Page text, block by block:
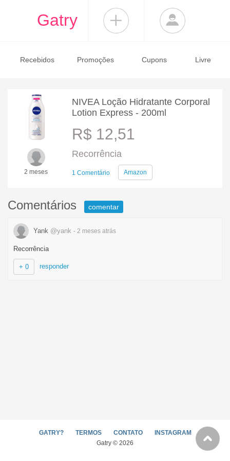
Gatry
Recebidos Promoções Cupons Livre
2 meses
NIVEA Loção Hidratante Corporal
Lotion Express - 200ml
R$ 12,51
Recorrência
1 Comentário Amazon
Comentários comentar
Yank @yank - 2 meses atrás
Recorrência
+ 0 responder
GATRY? TERMOS CONTATO
INSTAGRAM
Gatry © 2026